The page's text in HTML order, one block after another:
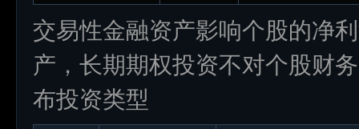
交易性金融资产影响个股的净
产，长期期权投资不对个股财
布投资类型